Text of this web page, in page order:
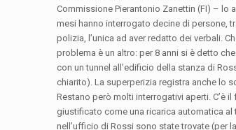
Commissione Pierantonio Zanettin (FI) – lo
mesi hanno interrogato decine di persone,
polizia, l’unica ad aver redatto dei verbali.
problema è un altro: per 8 anni si è detto
con un tunnel all’edificio della stanza di
chiarito). La superperizia registra anche lo
Restano però molti interrogativi aperti. C’è
giustificato come una ricarica automatica
nell’ufficio di Rossi sono state trovate (per